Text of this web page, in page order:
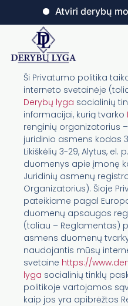
Atviri derybų
Ši Privatumo politika
interneto svetainėje
Derybų lyga socialinių
informacijai, kurią tvarko
renginių organizatorius –
juridinio asmens kodas
Likiškėlių 3-29, Alytus, el.
duomenys apie įmonę
Juridinių asmenų
Organizatorius). Šioje
pateikiame pagal
duomenų apsaugos
(toliau – Reglamentas)
asmens duomenų
naudojantis mūsų
svetaine https://
lyga socialinių tinklų
politikoje vartojamos
kaip jos yra apibrėžtos